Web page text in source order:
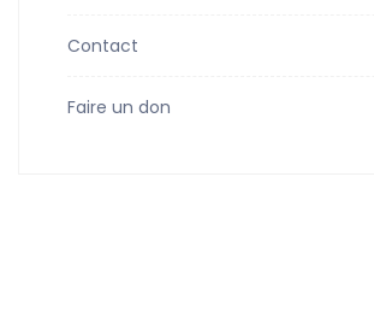
Contact
Faire un don